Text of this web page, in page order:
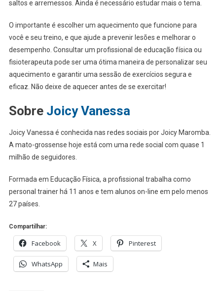
saltos e arremessos. Ainda é necessário estudar mais o tema.
O importante é escolher um aquecimento que funcione para
você e seu treino, e que ajude a prevenir lesões e melhorar o
desempenho. Consultar um profissional de educação física ou
fisioterapeuta pode ser uma ótima maneira de personalizar seu
aquecimento e garantir uma sessão de exercícios segura e
eficaz. Não deixe de aquecer antes de se exercitar!
Sobre Joicy Vanessa
Joicy Vanessa é conhecida nas redes sociais por Joicy Maromba.
A mato-grossense hoje está com uma rede social com quase 1
milhão de seguidores.
Formada em Educação Física, a profissional trabalha como
personal trainer há 11 anos e tem alunos on-line em pelo menos
27 países.
Compartilhar:
Facebook X Pinterest
WhatsApp Mais